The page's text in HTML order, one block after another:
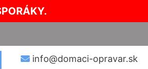
info@domaci-opravar.sk